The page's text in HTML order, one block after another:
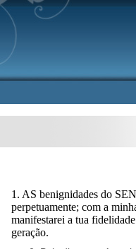
1. AS benignidades do
perpetuamente; com a
manifestarei a tua
geração.